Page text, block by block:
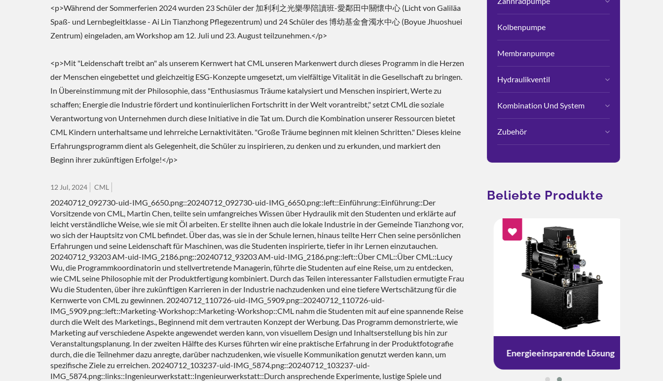
<p>Während der Sommerferien 2024 wurden 23 Schüler der 加利利之光樂學陪讀班-愛鄰田中關懷中心 (Licht von Galiläa
Spaß- und Lernbegleitklasse - Ai Lin Tianzhong Pflegezentrum) und 24 Schüler des 博幼基金會濁水中心 (Boyue Jhuoshuei
Zentrum) eingeladen, am Workshop am 12. Juli und 23. August teilzunehmen.</p>
<p>Mit "Leidenschaft treibt an" als unserem Kernwert hat CML unseren Markenwert durch dieses Programm in die Herzen
der Menschen eingebettet und gleichzeitig ESG-Konzepte umgesetzt, um vielfältige Vitalität in die Gesellschaft zu bringen.
In Übereinstimmung mit der Philosophie, dass "Enthusiasmus Träume katalysiert und Menschen inspiriert, Werte zu
schaffen; Energie die Industrie fördert und kontinuierlichen Fortschritt in der Welt vorantreibt," setzt CML die soziale
Verantwortung von Unternehmen durch diese Initiative in die Tat um. Durch die Kombination unserer Ressourcen bietet
CML Kindern unterhaltsame und lehrreiche Lernaktivitäten. "Große Träume beginnen mit kleinen Schritten." Dieses kleine
Erfahrungsprogramm dient als Gelegenheit, die Schüler zu inspirieren, zu denken und zu erkunden, und markiert den
Beginn ihrer zukünftigen Erfolge!</p>
12 Jul, 2024 CML
20240712_092730-uid-IMG_6650.png::20240712_092730-uid-IMG_6650.png::left::Einführung::Einführung::Der
Vorsitzende von CML, Martin Chen, teilte sein umfangreiches Wissen über Hydraulik mit den Studenten und erklärte auf
leicht verständliche Weise, wie sie mit Öl arbeiten. Er stellte ihnen auch die lokale Industrie in der Gemeinde Tianzhong vor,
wo sich der Hauptsitz von CML befindet. Über das, was sie in der Schule lernen, hinaus teilte Herr Chen seine persönlichen
Erfahrungen und seine Leidenschaft für Maschinen, was die Studenten inspirierte, tiefer in ihr Lernen einzutauchen.
20240712_93203 AM-uid-IMG_2186.png::20240712_93203 AM-uid-IMG_2186.png::left::Über CML::Über CML::Lucy
Wu, die Programmkoordinatorin und stellvertretende Managerin, führte die Studenten auf eine Reise, um zu entdecken,
wie CML seine Philosophie mit der Produktfertigung kombiniert. Durch das Teilen interessanter Fallstudien ermutigte Frau
Wu die Studenten, über ihre zukünftigen Karrieren in der Industrie nachzudenken und eine tiefere Wertschätzung für die
Kernwerte von CML zu gewinnen. 20240712_110726-uid-IMG_5909.png::20240712_110726-uid-
IMG_5909.png::left::Marketing-Workshop::Marketing-Workshop::CML nahm die Studenten mit auf eine spannende Reise
durch die Welt des Marketings., Beginnend mit dem vertrauten Konzept der Werbung. Das Programm demonstrierte, wie
Marketing auf verschiedene Aspekte angewendet werden kann, von visuellem Design und Inhaltserstellung bis hin zur
Veranstaltungsplanung. In der zweiten Hälfte des Kurses führten wir eine praktische Erfahrung in der Produktfotografie
durch, die die Teilnehmer dazu anregte, darüber nachzudenken, wie visuelle Kommunikation genutzt werden kann, um
spezifische Ziele zu erreichen. 20240712_103237-uid-IMG_5874.png::20240712_103237-uid-
IMG_5874.png::links::Ingenieurwerkstatt::Ingenieurwerkstatt::Durch ansprechende Experimente, lustige Spiele und
Kolbenpumpe
Membranpumpe
Hydraulikventil
Kombination Und System
Zubehör
Beliebte Produkte
ESG-Kühlungslösung Energieeinsparende Lösung ESG-Kühlungslösung Energieeinsparende Lösung